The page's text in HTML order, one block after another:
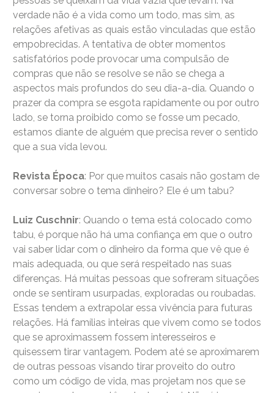
verdade não é a vida como um todo, mas sim, as
relações afetivas as quais estão vinculadas que estão
empobrecidas. A tentativa de obter momentos
satisfatórios pode provocar uma compulsão de
compras que não se resolve se não se chega a
aspectos mais profundos do seu dia-a-dia. Quando o
prazer da compra se esgota rapidamente ou por outro
lado, se torna proibido como se fosse um pecado,
estamos diante de alguém que precisa rever o sentido
que a sua vida levou.
Revista Época: Por que muitos casais não gostam de
conversar sobre o tema dinheiro? Ele é um tabu?
Luiz Cuschnir: Quando o tema está colocado como
tabu, é porque não há uma confiança em que o outro
vai saber lidar com o dinheiro da forma que vê que é
mais adequada, ou que será respeitado nas suas
diferenças. Há muitas pessoas que sofreram situações
onde se sentiram usurpadas, exploradas ou roubadas.
Essas tendem a extrapolar essa vivência para futuras
relações. Há famílias inteiras que vivem como se todos
que se aproximassem fossem interesseiros e
quisessem tirar vantagem. Podem até se aproximarem
de outras pessoas visando tirar proveito do outro
como um código de vida, mas projetam nos que se